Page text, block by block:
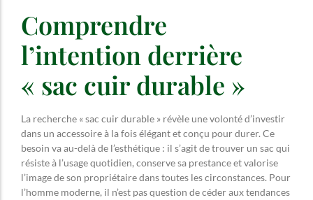
Comprendre
l’intention derrière
« sac cuir durable »
La recherche « sac cuir durable » révèle une volonté d’investir
dans un accessoire à la fois élégant et conçu pour durer. Ce
besoin va au-delà de l’esthétique : il s’agit de trouver un sac qui
résiste à l’usage quotidien, conserve sa prestance et valorise
l’image de son propriétaire dans toutes les circonstances. Pour
l’homme moderne, il n’est pas question de céder aux tendances